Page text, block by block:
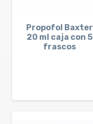
Propofol Baxter
20 ml caja con 5
frascos